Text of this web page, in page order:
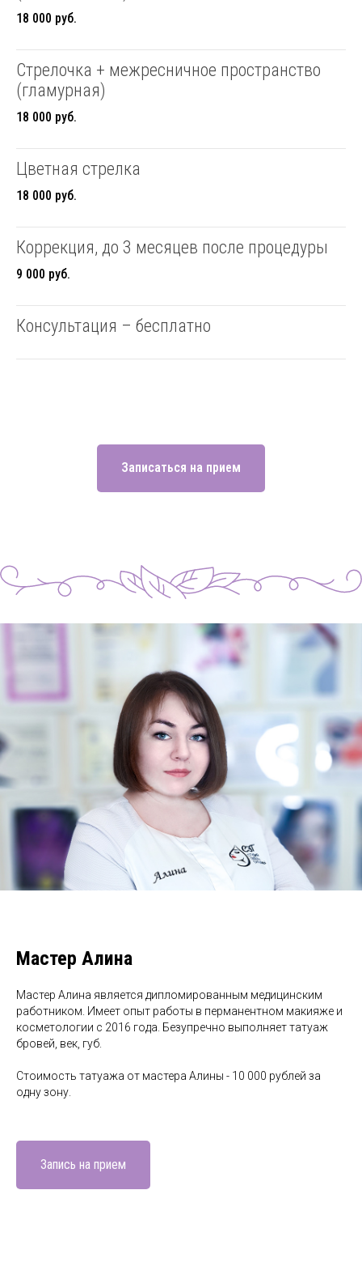
18 000 руб.
Стрелочка + межресничное пространство
(гламурная)
18 000 руб.
Цветная стрелка
18 000 руб.
Коррекция, до 3 месяцев после процедуры
9 000 руб.
Консультация – бесплатно
Записаться на прием
Мастер Алина
Мастер Алина является дипломированным медицинским
работником. Имеет опыт работы в перманентном макияже и
косметологии с 2016 года. Безупречно выполняет татуаж
бровей, век, губ.
Стоимость татуажа от мастера Алины - 10 000 рублей за
одну зону.
Запись на прием